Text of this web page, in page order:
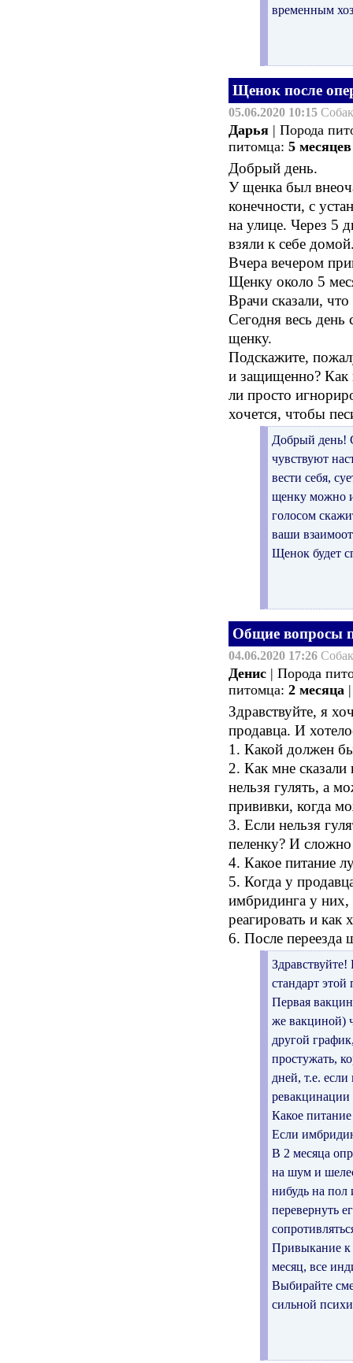
временным
Щенок после
05.06.2020 10:15
Дарья | Порода
питомца: 5 месяцев
Добрый день.
У щенка был
конечности, с
на улице. Через 5
взяли к себе
Вчера вечером
Щенку около 5
Врачи сказали,
Сегодня весь день
щенку.
Подскажите,
и защищенно? Как
ли просто
хочется, чтобы
Добрый день!
чувствуют
вести себя,
щенку можно
голосом
ваши
Щенок будет
Общие вопросы
04.06.2020 17:26
Денис | Порода
питомца: 2 месяца
Здравствуйте, я
продавца. И
1. Какой должен
2. Как мне сказали
нельзя гулять, а
прививки, когда
3. Если нельзя
пеленку? И сложно
4. Какое питание
5. Когда у
имбридинга у них,
реагировать и
6. После переезда
стандарт
Первая
же вакциной)
другой
простужать,
дней, т.е.
Какое
Если
В 2 месяца
на шум и
нибудь на пол
перевернуть
Привыкание к
месяц, все
Выбирайте
сильной